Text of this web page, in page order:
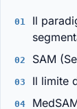
Il
SAM
Il limite